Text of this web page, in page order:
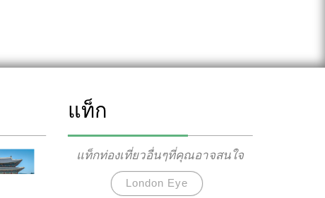
แท็ก
แท็กท่องเที่ยวอื่นๆที่คุณอาจสนใจ
London Eye